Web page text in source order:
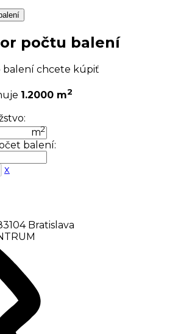
počtu balení
balení chcete kúpiť
1.2000 m2
m2
balení:
x
Bratislava